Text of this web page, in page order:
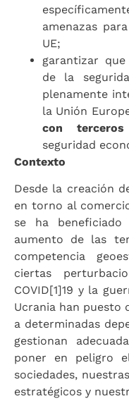
amenazas
UE;
garantizar
de la
plenamente
la Unión
con
seguridad
Contexto
Desde la creación
en torno al
se ha
aumento de las
competencia
ciertas
COVID[1]19 y la
Ucrania han puesto
a determinadas
gestionan
poner en peligro
sociedades,
estratégicos y